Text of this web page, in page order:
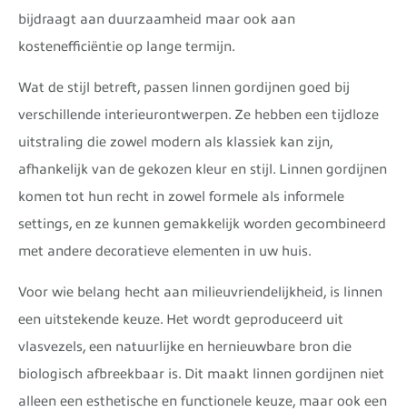
bijdraagt aan duurzaamheid maar ook aan
kostenefficiëntie op lange termijn.
Wat de stijl betreft, passen linnen gordijnen goed bij
verschillende interieurontwerpen. Ze hebben een tijdloze
uitstraling die zowel modern als klassiek kan zijn,
afhankelijk van de gekozen kleur en stijl. Linnen gordijnen
komen tot hun recht in zowel formele als informele
settings, en ze kunnen gemakkelijk worden gecombineerd
met andere decoratieve elementen in uw huis.
Voor wie belang hecht aan milieuvriendelijkheid, is linnen
een uitstekende keuze. Het wordt geproduceerd uit
vlasvezels, een natuurlijke en hernieuwbare bron die
biologisch afbreekbaar is. Dit maakt linnen gordijnen niet
alleen een esthetische en functionele keuze, maar ook een